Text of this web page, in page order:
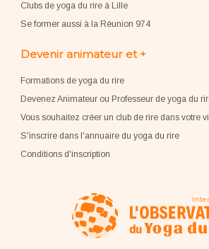
Clubs de yoga du rire à Lille
Se former aussi à la Réunion 974
Devenir animateur et +
Formations de yoga du rire
Devenez Animateur ou Professeur de yoga du
Vous souhaitez créer un club de rire dans votre
S'inscrire dans l'annuaire du yoga du rire
Conditions d'inscription